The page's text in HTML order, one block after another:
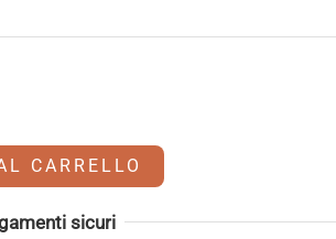
CARRELLO
sicuri